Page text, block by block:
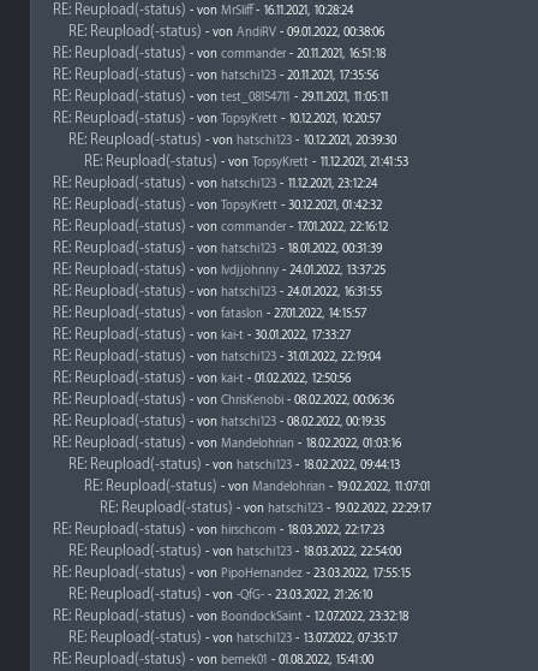
RE: Reupload(-status) - von MrSliff- 16.11.2021, 10:28:24
RE: Reupload(-status) - von AndiRV - 09.01.2022, 00:38:06
RE: Reupload(-status) - von commander- 20.11.2021, 16:51:18
RE: Reupload(-status) - von hatschi123 - 20.11.2021, 17:35:56
RE: Reupload(-status) - von test_08154711 - 29.11.2021, 11:05:11
RE: Reupload(-status) - von TopsyKrett - 10.12.2021, 10:20:57
RE: Reupload(-status) - von hatschi123 - 10.12.2021, 20:39:30
RE: Reupload(-status) - von TopsyKrett - 11.12.2021, 21:41:53
RE: Reupload(-status) - von hatschi123 - 11.12.2021, 23:12:24
RE: Reupload(-status) - von TopsyKrett - 30.12.2021, 01:42:32
RE: Reupload(-status) - von commander- 17.01.2022, 22:16:12
RE: Reupload(-status) - von hatschi123 - 18.01.2022, 00:31:39
RE: Reupload(-status) - von lvdjjohnny - 24.01.2022, 13:37:25
RE: Reupload(-status) - von hatschi123 - 24.01.2022, 16:31:55
RE: Reupload(-status) - von fataslon - 27.01.2022, 14:15:57
RE: Reupload(-status) - von kai-t - 30.01.2022, 17:33:27
RE: Reupload(-status) - von hatschi123 - 31.01.2022, 22:19:04
RE: Reupload(-status) - von kai-t - 01.02.2022, 12:50:56
RE: Reupload(-status) - von ChrisKenobi - 08.02.2022, 00:06:36
RE: Reupload(-status) - von hatschi123 - 08.02.2022, 00:19:35
RE: Reupload(-status) - von Mandelohrian - 18.02.2022, 01:03:16
RE: Reupload(-status) - von hatschi123 - 18.02.2022, 09:44:13
RE: Reupload(-status) - von Mandelohrian - 19.02.2022, 11:07:01
RE: Reupload(-status) - von hatschi123 - 19.02.2022, 22:29:17
RE: Reupload(-status) - von hirschcom - 18.03.2022, 22:17:23
RE: Reupload(-status) - von hatschi123 - 18.03.2022, 22:54:00
RE: Reupload(-status) - von PipoHernandez - 23.03.2022, 17:55:15
RE: Reupload(-status) - von -QfG- - 23.03.2022, 21:26:10
RE: Reupload(-status) - von BoondockSaint - 12.07.2022, 23:32:18
RE: Reupload(-status) - von hatschi123 - 13.07.2022, 07:35:17
RE: Reupload(-status) - von bemek01 - 01.08.2022, 15:41:00